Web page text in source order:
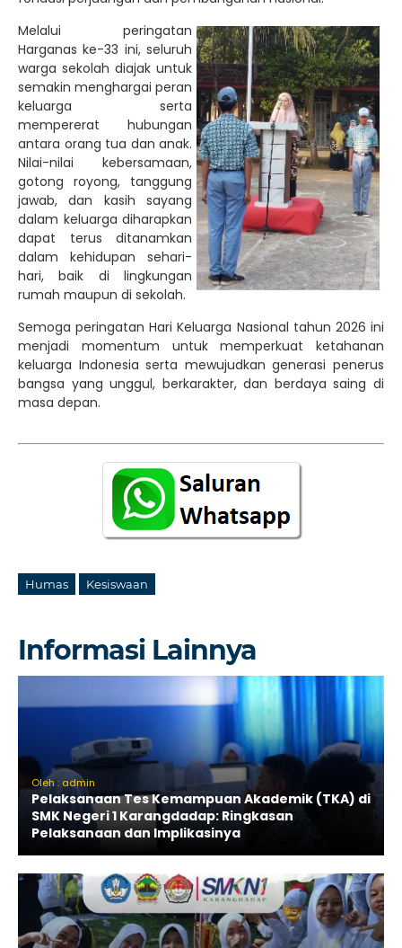
Melalui peringatan
Harganas ke-33 ini, seluruh
warga sekolah diajak untuk
semakin menghargai peran
keluarga serta
mempererat hubungan
antara orang tua dan anak.
Nilai-nilai kebersamaan,
gotong royong, tanggung
jawab, dan kasih sayang
dalam keluarga diharapkan
dapat terus ditanamkan
dalam kehidupan sehari-
hari, baik di lingkungan
rumah maupun di sekolah.
Semoga peringatan Hari Keluarga Nasional tahun 2026 ini
menjadi momentum untuk memperkuat ketahanan
keluarga Indonesia serta mewujudkan generasi penerus
bangsa yang unggul, berkarakter, dan berdaya saing di
masa depan.
Humas Kesiswaan
Informasi Lainnya
Oleh : admin
Pelaksanaan Tes Kemampuan Akademik (TKA) di
SMK Negeri 1 Karangdadap: Ringkasan
Pelaksanaan dan Implikasinya